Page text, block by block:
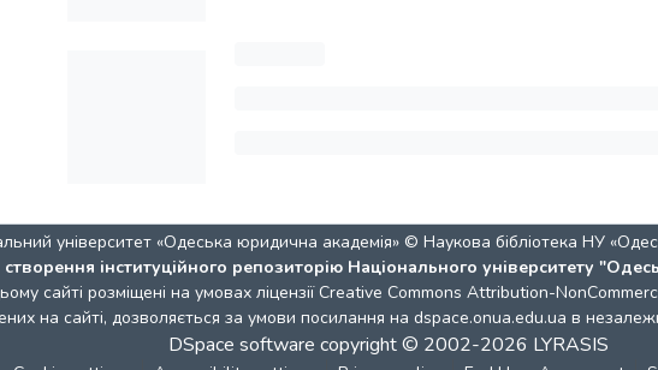
університет «Одеська юридична академія» © Наукова бібліотека НУ
інституційного репозиторію Національного університету
сайті розміщені на умовах ліцензії Creative Commons Attribution-
на сайті, дозволяється за умови посилання на dspace.onua.edu.ua в
DSpace software copyright © 2002-2026 LYRASIS